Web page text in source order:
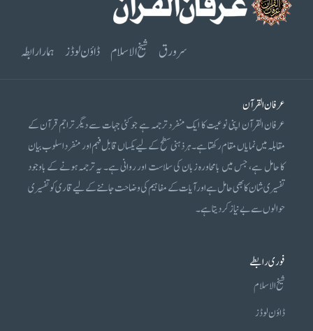
سرورق شیخ الاسلام ڈاؤن لوڈز ہمارا رابطہ
عرفان القرآن
عرفان القرآن اپنی نوعیت کا ایک منفرد ترجمہ ہے جو کئی جہات سے دیگر تراجم قرآن کے
مقابلہ میں نمایاں مقام رکھتا ہے۔ ہر ذہنی سطح کے لیے یکساں قابل فہم اور منفرد اسلوب بیان
کا حامل ہے، جس میں بامحاورہ زبان کی سلاست اور روانی ہے۔ یہ ترجمہ ہونے کے باوجود
تفسیری شان کا بھی حامل ہے اور آیات کے مفاہیم کی وضاحت جاننے کے لیے قاری کو تفسیری
حوالوں سے بے نیاز کر دیتا ہے۔
فوری رابطے
شیخ الاسلام
ڈاؤن لوڈز